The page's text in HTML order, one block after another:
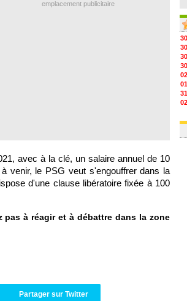
emplacement publicitaire
avec à la clé, un salaire annuel de 10
venir, le PSG veut s'engouffrer dans la
d'une clause libératoire fixée à 100
à réagir et à débattre dans la zone
Partager sur Twitter